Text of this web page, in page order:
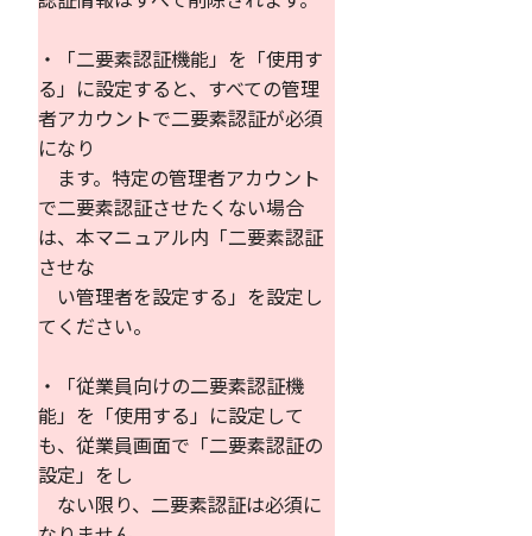
・「二要素認証機能」を「使用す
る」に設定すると、すべての管理
者アカウントで二要素認証が必須
になり
ます。特定の管理者アカウント
で二要素認証させたくない場合
は、本マニュアル内「二要素認証
させな
い管理者を設定する」を設定し
てください。
・「従業員向けの二要素認証機
能」を「使用する」に設定して
も、従業員画面で「二要素認証の
設定」をし
ない限り、二要素認証は必須に